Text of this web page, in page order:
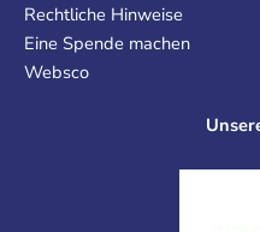
Rechtliche Hinweise
Eine Spende machen
Websco